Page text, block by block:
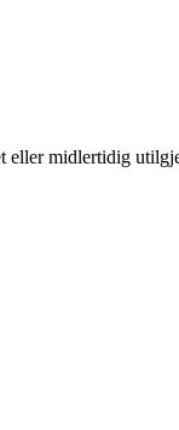
eller midlertidig